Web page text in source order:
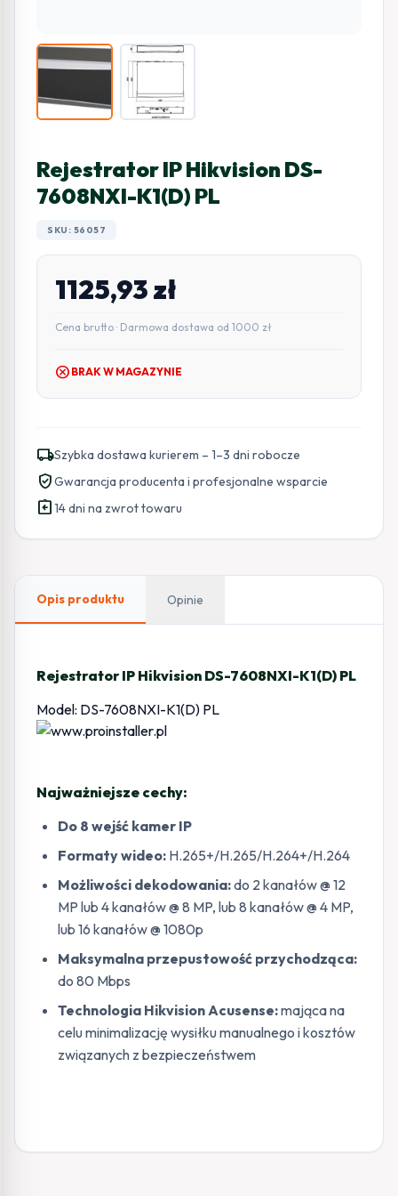
Rejestrator IP Hikvision DS-
7608NXI-K1(D) PL
SKU: 56057
1125,93zł
Cena brutto · Darmowa dostawa od 1000 zł
cancel BRAK W MAGAZYNIE
local_shippingSzybka dostawa kurierem – 1–3 dni robocze
verified_userGwarancja producenta i profesjonalne wsparcie
assignment_return14 dni na zwrot towaru
Opis produktu Opinie
Rejestrator IP Hikvision DS-7608NXI-K1(D) PL
Model: DS-7608NXI-K1(D) PL
Najważniejsze cechy:
Do 8 wejść kamer IP
Formaty wideo: H.265+/H.265/H.264+/H.264
Możliwości dekodowania:do 2 kanałów @ 12
MP lub 4 kanałów @ 8 MP, lub 8 kanałów @ 4 MP,
lub 16 kanałów @ 1080p
Maksymalna przepustowość przychodząca:
do 80 Mbps
Technologia Hikvision Acusense:mająca na
celu minimalizację wysiłku manualnego i kosztów
związanych z bezpieczeństwem